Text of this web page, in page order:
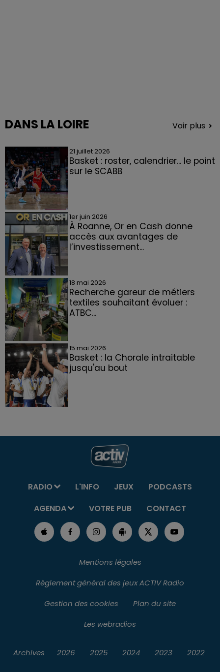
DANS LA LOIRE Voir plus
21 juillet 2026
Basket : roster, calendrier... le point
sur le SCABB
1er juin 2026
À Roanne, Or en Cash donne
accès aux avantages de
l’investissement...
18 mai 2026
Recherche gareur de métiers
textiles souhaitant évoluer :
ATBC...
15 mai 2026
Basket : la Chorale intraitable
jusqu'au bout
RADIO L'INFO JEUX
PODCASTS
AGENDA
VOTRE PUB CONTACT
Mentions légales
Règlement général des jeux ACTIV Radio
Gestion des cookies
Plan du site
Les webradios
Archives 2026 2025 2024 2023 2022